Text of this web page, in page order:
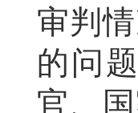
审判
的问
官、